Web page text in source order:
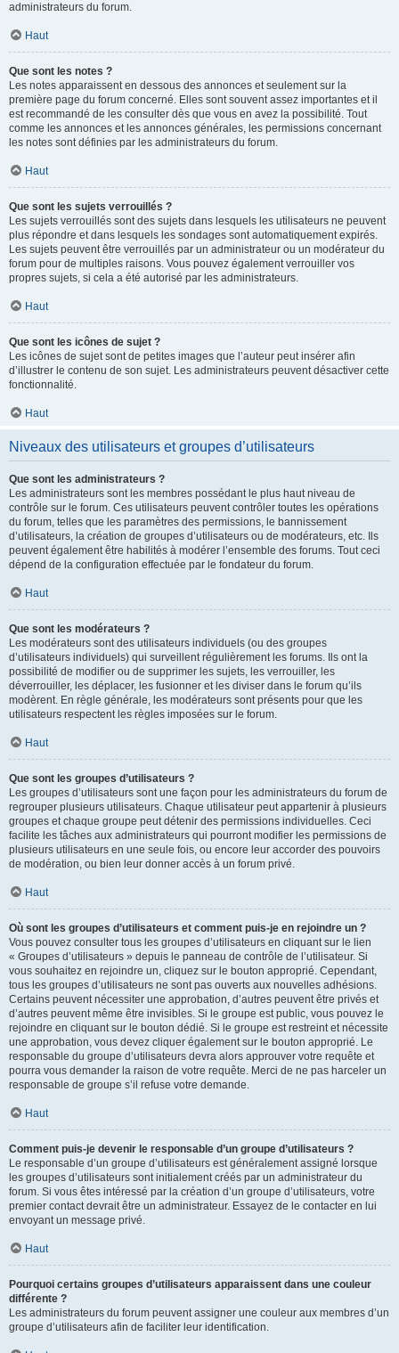
administrateurs du forum.
Haut
Que sont les notes ?
Les notes apparaissent en dessous des annonces et seulement sur la
première page du forum concerné. Elles sont souvent assez importantes et il
est recommandé de les consulter dès que vous en avez la possibilité. Tout
comme les annonces et les annonces générales, les permissions concernant
les notes sont définies par les administrateurs du forum.
Haut
Que sont les sujets verrouillés ?
Les sujets verrouillés sont des sujets dans lesquels les utilisateurs ne peuvent
plus répondre et dans lesquels les sondages sont automatiquement expirés.
Les sujets peuvent être verrouillés par un administrateur ou un modérateur du
forum pour de multiples raisons. Vous pouvez également verrouiller vos
propres sujets, si cela a été autorisé par les administrateurs.
Haut
Que sont les icônes de sujet ?
Les icônes de sujet sont de petites images que l’auteur peut insérer afin
d’illustrer le contenu de son sujet. Les administrateurs peuvent désactiver cette
fonctionnalité.
Haut
Niveaux des utilisateurs et groupes d’utilisateurs
Que sont les administrateurs ?
Les administrateurs sont les membres possédant le plus haut niveau de
contrôle sur le forum. Ces utilisateurs peuvent contrôler toutes les opérations
du forum, telles que les paramètres des permissions, le bannissement
d’utilisateurs, la création de groupes d’utilisateurs ou de modérateurs, etc. Ils
peuvent également être habilités à modérer l’ensemble des forums. Tout ceci
dépend de la configuration effectuée par le fondateur du forum.
Haut
Que sont les modérateurs ?
Les modérateurs sont des utilisateurs individuels (ou des groupes
d’utilisateurs individuels) qui surveillent régulièrement les forums. Ils ont la
possibilité de modifier ou de supprimer les sujets, les verrouiller, les
déverrouiller, les déplacer, les fusionner et les diviser dans le forum qu’ils
modèrent. En règle générale, les modérateurs sont présents pour que les
utilisateurs respectent les règles imposées sur le forum.
Haut
Que sont les groupes d’utilisateurs ?
Les groupes d’utilisateurs sont une façon pour les administrateurs du forum de
regrouper plusieurs utilisateurs. Chaque utilisateur peut appartenir à plusieurs
groupes et chaque groupe peut détenir des permissions individuelles. Ceci
facilite les tâches aux administrateurs qui pourront modifier les permissions de
plusieurs utilisateurs en une seule fois, ou encore leur accorder des pouvoirs
de modération, ou bien leur donner accès à un forum privé.
Haut
Où sont les groupes d’utilisateurs et comment puis-je en rejoindre un ?
Vous pouvez consulter tous les groupes d’utilisateurs en cliquant sur le lien
« Groupes d’utilisateurs » depuis le panneau de contrôle de l’utilisateur. Si
vous souhaitez en rejoindre un, cliquez sur le bouton approprié. Cependant,
tous les groupes d’utilisateurs ne sont pas ouverts aux nouvelles adhésions.
Certains peuvent nécessiter une approbation, d’autres peuvent être privés et
d’autres peuvent même être invisibles. Si le groupe est public, vous pouvez le
rejoindre en cliquant sur le bouton dédié. Si le groupe est restreint et nécessite
une approbation, vous devez cliquer également sur le bouton approprié. Le
responsable du groupe d’utilisateurs devra alors approuver votre requête et
pourra vous demander la raison de votre requête. Merci de ne pas harceler un
responsable de groupe s’il refuse votre demande.
Haut
Comment puis-je devenir le responsable d’un groupe d’utilisateurs ?
Le responsable d’un groupe d’utilisateurs est généralement assigné lorsque
les groupes d’utilisateurs sont initialement créés par un administrateur du
forum. Si vous êtes intéressé par la création d’un groupe d’utilisateurs, votre
premier contact devrait être un administrateur. Essayez de le contacter en lui
envoyant un message privé.
Haut
Pourquoi certains groupes d’utilisateurs apparaissent dans une couleur
différente ?
Les administrateurs du forum peuvent assigner une couleur aux membres d’un
groupe d’utilisateurs afin de faciliter leur identification.